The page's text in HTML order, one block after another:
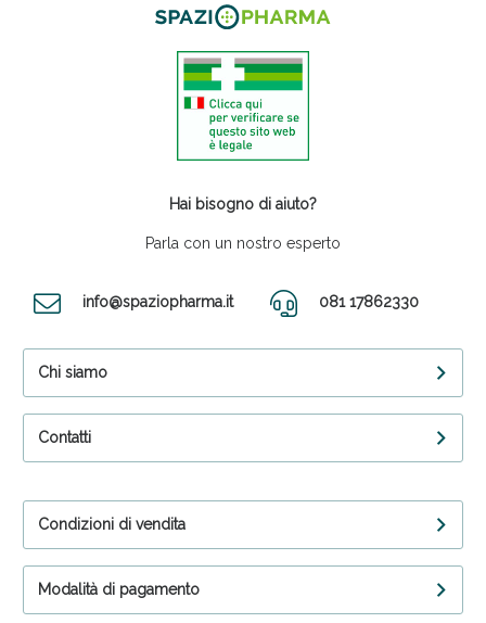
Hai bisogno di aiuto?
Parla con un nostro esperto
info@spaziopharma.it 081 17862330
Chi siamo
Contatti
Condizioni di vendita
Modalità di pagamento